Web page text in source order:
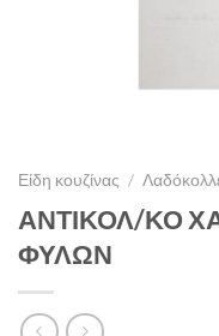
Είδη κουζίνας /
ΑΝΤΙΚΟΛ/ΚΟ
ΦΥΛΩΝ